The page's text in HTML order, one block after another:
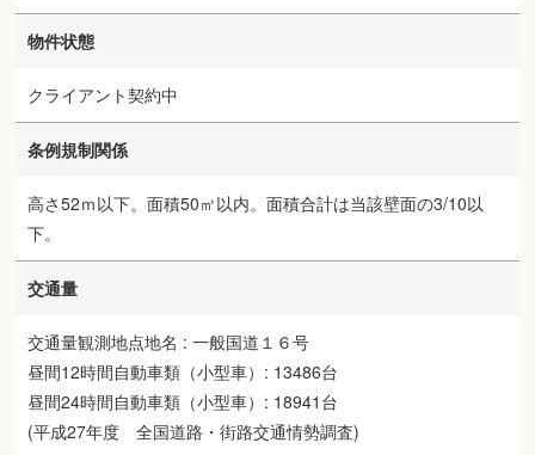
物件状態
クライアント契約中
条例規制関係
高さ52ｍ以下。面積50㎡以内。面積合計は当該壁面の3/10以
下。
交通量
交通量観測地点地名 : 一般国道１６号
昼間12時間自動車類（小型車）: 13486台
昼間24時間自動車類（小型車）: 18941台
(平成27年度 全国道路・街路交通情勢調査)